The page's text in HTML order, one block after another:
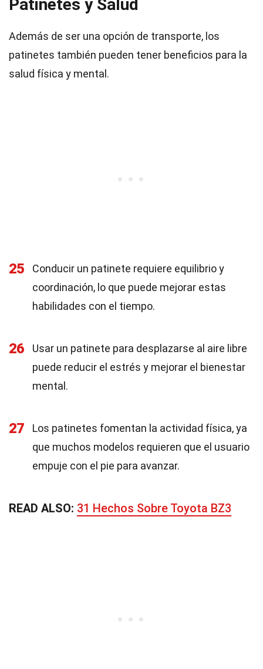
Patinetes y Salud
Además de ser una opción de transporte, los
patinetes también pueden tener beneficios para la
salud física y mental.
25
Conducir un patinete requiere equilibrio y
coordinación, lo que puede mejorar estas
habilidades con el tiempo.
26
Usar un patinete para desplazarse al aire libre
puede reducir el estrés y mejorar el bienestar
mental.
27
Los patinetes fomentan la actividad física, ya
que muchos modelos requieren que el usuario
empuje con el pie para avanzar.
READ ALSO: 31 Hechos Sobre Toyota BZ3